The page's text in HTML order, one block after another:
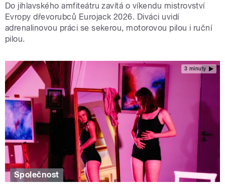
Do jihlavského amfiteátru zavítá o víkendu mistrovství
Evropy dřevorubců Eurojack 2026. Diváci uvidí
adrenalinovou práci se sekerou, motorovou pilou i ruční
pilou.
3 minuty
Společnost